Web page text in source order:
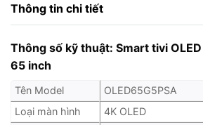
Thông tin chi tiết
Thông số kỹ thuật: Smart tivi
65 inch
Tên Model
OLED65G5PSA
Loại màn hình
4K OLED